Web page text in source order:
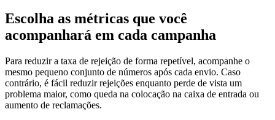
Escolha as métricas que você
acompanhará em cada campanha
Para reduzir a taxa de rejeição de forma repetível, acompanhe o
mesmo pequeno conjunto de números após cada envio. Caso
contrário, é fácil reduzir rejeições enquanto perde de vista um
problema maior, como queda na colocação na caixa de entrada ou
aumento de reclamações.